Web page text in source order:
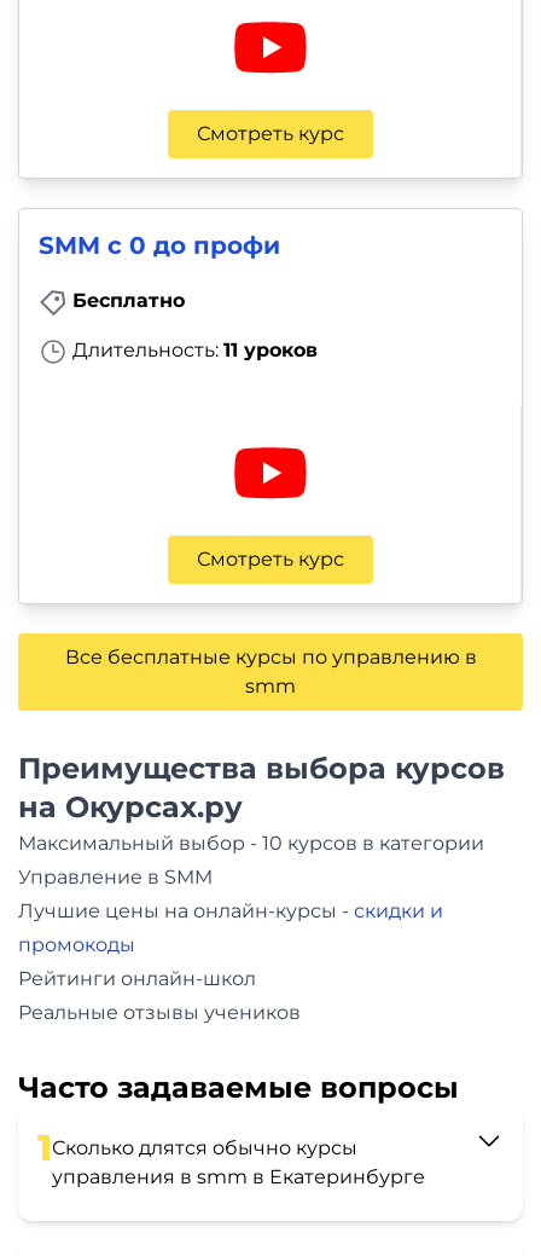
Смотреть курс
SMM с 0 до профи
Бесплатно
Длительность: 11 уроков
Смотреть курс
Все бесплатные курсы по управлению в
smm
Преимущества выбора курсов
на Окурсах.ру
Максимальный выбор - 10 курсов в категории
Управление в SMM
Лучшие цены на онлайн-курсы - скидки и
промокоды
Рейтинги онлайн-школ
Реальные отзывы учеников
Часто задаваемые вопросы
1Сколько длятся обычно курсы
управления в smm в Екатеринбурге